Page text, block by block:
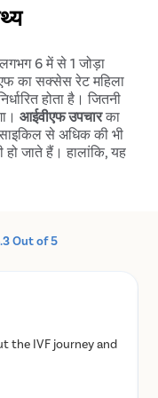
6 में से 1 जोड़ा
का सक्सेस रेट महिला
होता है। जितनी
आईवीएफ उपचारका
से अधिक की भी
जाते हैं। हालांकि, यह
रेट अधिक होता
होने पर आईवीएफ एक
Out of 5
the IVF journey and